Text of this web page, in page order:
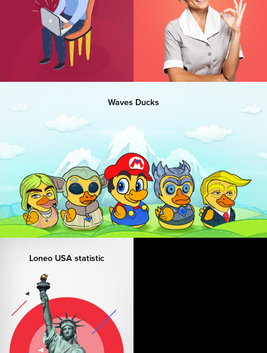
Waves Ducks
Loneo USA statistic